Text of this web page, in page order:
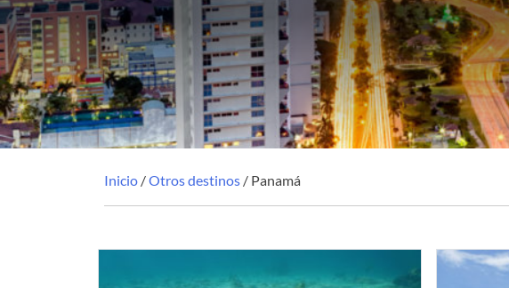
Inicio /Otros destinos / Panamá